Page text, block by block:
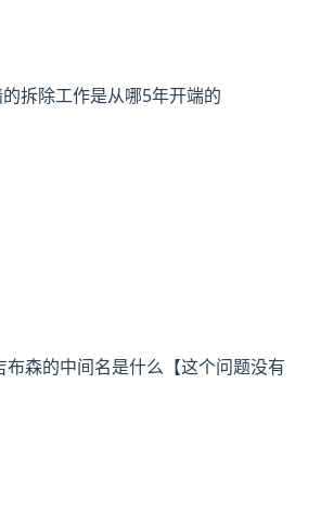
拆除工作是从哪5年开端的
布森的中间名是什么【这个问题没有